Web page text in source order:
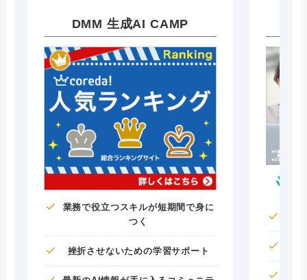
DMM 生成AI CAMP
業務で役立つスキルが短期間で身に
つく
挫折させないための学習サポート